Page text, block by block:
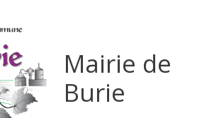
Mairie de
Burie